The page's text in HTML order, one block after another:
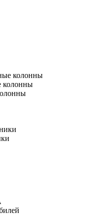
колонны
колонны